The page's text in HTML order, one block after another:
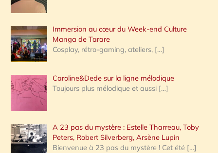
:
Immersion au cœur du Week-end Culture
Manga de Tarare
Cosplay, rétro-gaming, ateliers, […]
Caroline&Dede sur la ligne mélodique
Toujours plus mélodique et aussi […]
A 23 pas du mystère : Estelle Tharreau, Toby
Peters, Robert Silverberg, Arsène Lupin
Bienvenue à 23 pas du mystère ! Cet été […]